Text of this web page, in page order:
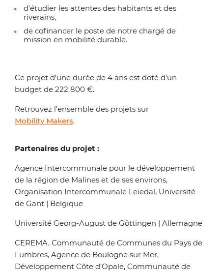
d’étudier les attentes des habitants et des
riverains,
de cofinancer le poste de notre chargé de
mission en mobilité durable.
Ce projet d'une durée de 4 ans est doté d'un
budget de 222 800 €.
Retrouvez l'ensemble des projets sur
Mobility Makers.
Partenaires du projet :
Agence Intercommunale pour le développement
de la région de Malines et de ses environs,
Organisation Intercommunale Leiedal, Université
de Gant | Belgique
Université Georg-August de Göttingen | Allemagne
CEREMA, Communauté de Communes du Pays de
Lumbres, Agence de Boulogne sur Mer,
Développement Côte d’Opale, Communauté de